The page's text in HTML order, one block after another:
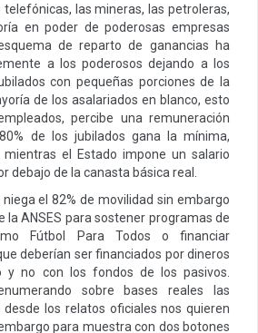
las mineras, las petroleras,
en poder de poderosas empresas
de reparto de ganancias ha
a los poderosos dejando a los
con pequeñas porciones de la
de los asalariados en blanco, esto
percibe una remuneración
de los jubilados gana la mínima,
el Estado impone un salario
debajo de la canasta básica real.
el 82% de movilidad sin embargo
la ANSES para sostener programas de
Fútbol Para Todos o financiar
deberían ser financiados por dineros
y no con los fondos de los pasivos.
sobre bases reales las
los relatos oficiales nos quieren
para muestra con dos botones